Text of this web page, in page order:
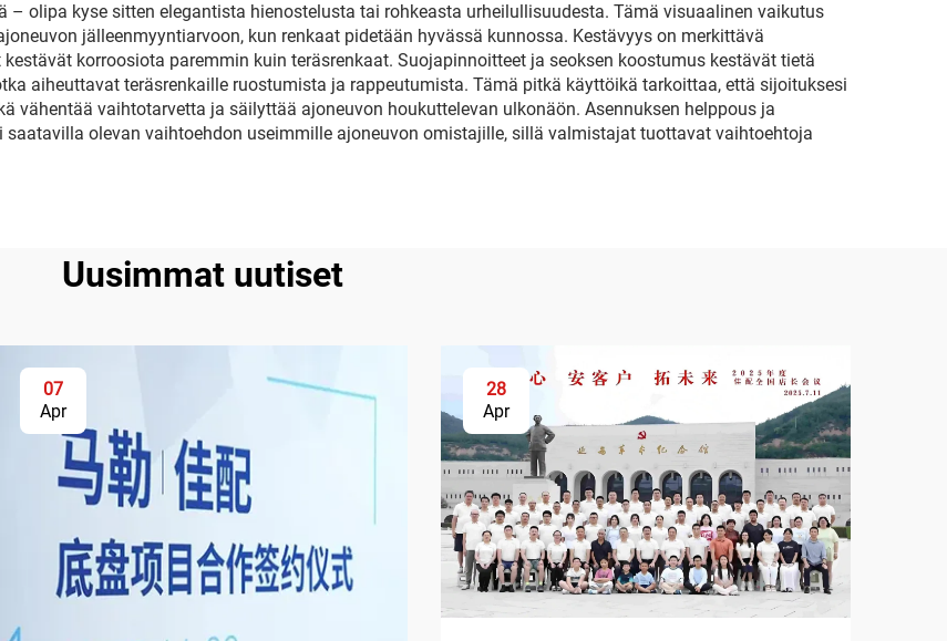
olipa kyse sitten elegantista hienostelusta tai rohkeasta urheilullisuudesta. Tämä visuaalinen vaikutus
jälleenmyyntiarvoon, kun renkaat pidetään hyvässä kunnossa. Kestävyys on merkittävä
korroosiota paremmin kuin teräsrenkaat. Suojapinnoitteet ja seoksen koostumus kestävät tietä
aiheuttavat teräsrenkaille ruostumista ja rappeutumista. Tämä pitkä käyttöikä tarkoittaa, että sijoituksesi
vähentää vaihtotarvetta ja säilyttää ajoneuvon houkuttelevan ulkonäön. Asennuksen helppous ja
olevan vaihtoehdon useimmille ajoneuvon omistajille, sillä valmistajat tuottavat vaihtoehtoja
Uusimmat uutiset
07
Apr
28
Apr